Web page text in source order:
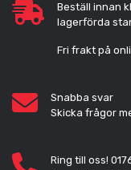
Beställ innan
lagerförda
Fri frakt på
Snabba svar
Skicka frågor
Ring till oss!